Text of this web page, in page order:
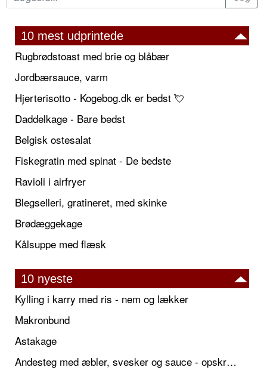
10 mest udprintede
Rugbrødstoast med brie og blåbær
Jordbærsauce, varm
Hjerterisotto - Kogebog.dk er bedst 💘
Daddelkage - Bare bedst
Belgisk ostesalat
Fiskegratin med spinat - De bedste
Ravioli i airfryer
Blegselleri, gratineret, med skinke
Brødæggekage
Kålsuppe med flæsk
10 nyeste
Kylling i karry med ris - nem og lækker
Makronbund
Astakage
Andesteg med æbler, svesker og sauce - opskrift også til jul